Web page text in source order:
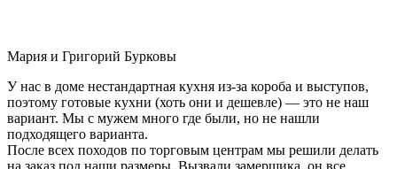
Мария и Григорий Бурковы
У нас в доме нестандартная кухня из-за короба и выступов,
поэтому готовые кухни (хоть они и дешевле) — это не наш
вариант. Мы с мужем много где были, но не нашли
подходящего варианта.
После всех походов по торговым центрам мы решили делать
на заказ под наши размеры. Вызвали замерщика, он все